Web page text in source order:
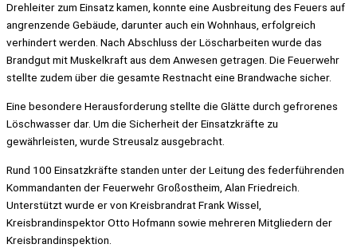
Drehleiter zum Einsatz kamen, konnte eine Ausbreitung des Feuers auf
angrenzende Gebäude, darunter auch ein Wohnhaus, erfolgreich
verhindert werden. Nach Abschluss der Löscharbeiten wurde das
Brandgut mit Muskelkraft aus dem Anwesen getragen. Die Feuerwehr
stellte zudem über die gesamte Restnacht eine Brandwache sicher.
Eine besondere Herausforderung stellte die Glätte durch gefrorenes
Löschwasser dar. Um die Sicherheit der Einsatzkräfte zu
gewährleisten, wurde Streusalz ausgebracht.
Rund 100 Einsatzkräfte standen unter der Leitung des federführenden
Kommandanten der Feuerwehr Großostheim, Alan Friedreich.
Unterstützt wurde er von Kreisbrandrat Frank Wissel,
Kreisbrandinspektor Otto Hofmann sowie mehreren Mitgliedern der
Kreisbrandinspektion.